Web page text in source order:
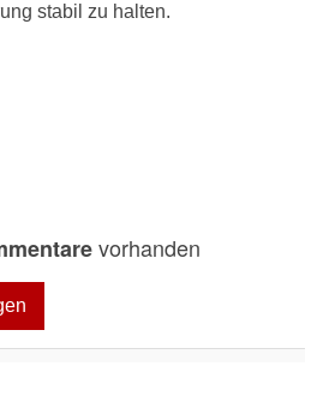
stabil zu halten.
vorhanden